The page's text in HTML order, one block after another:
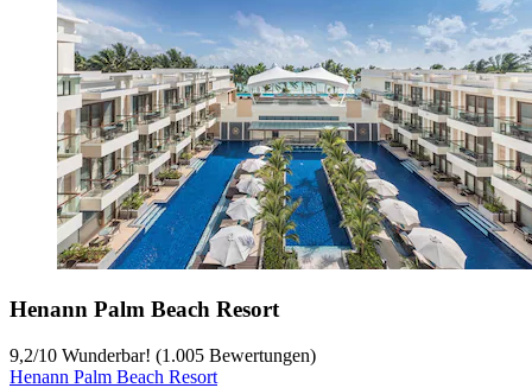
Henann Palm Beach Resort
9,2/10 Wunderbar! (1.005 Bewertungen)
Henann Palm Beach Resort